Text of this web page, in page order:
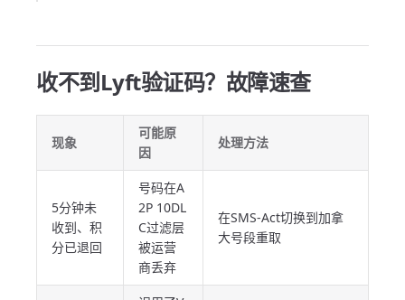
收不到Lyft验证码？故障速查
现象
可能原
因
处理方法
5分钟未
收到、积
分已退回
号码在A
2P 10DL
C过滤层
被运营
商丢弃
在SMS-Act切换到加拿
大号段重取